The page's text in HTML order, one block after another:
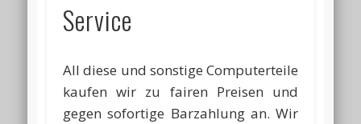
Service
All diese und sonstige Computerteile
kaufen wir zu fairen Preisen und
gegen sofortige Barzahlung an. Wir